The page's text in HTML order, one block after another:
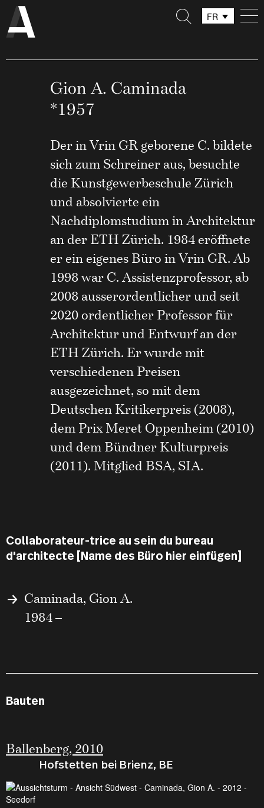
FR
Gion A. Caminada
*1957
Der in Vrin GR geborene C. bildete
sich zum Schreiner aus, besuchte
die Kunstgewerbeschule Zürich
und absolvierte ein
Nachdiplomstudium in Architektur
an der ETH Zürich. 1984 eröffnete
er ein eigenes Büro in Vrin GR. Ab
1998 war C. Assistenzprofessor, ab
2008 ausserordentlicher und seit
2020 ordentlicher Professor für
Architektur und Entwurf an der
ETH Zürich. Er wurde mit
verschiedenen Preisen
ausgezeichnet, so mit dem
Deutschen Kritikerpreis (2008),
dem Prix Meret Oppenheim (2010)
und dem Bündner Kulturpreis
(2011). Mitglied BSA, SIA.
Collaborateur-trice au sein du bureau
d'architecte [Name des Büro hier einfügen]
Caminada, Gion A.
1984 –
Bauten
Ballenberg, 2010
Hofstetten bei Brienz, BE